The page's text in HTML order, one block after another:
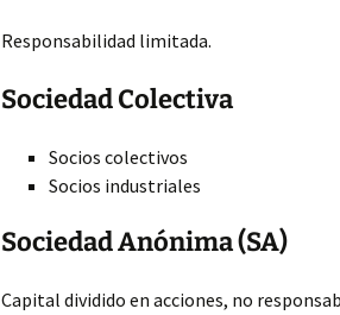
Responsabilidad limitada.
Sociedad Colectiva
Socios colectivos
Socios industriales
Sociedad Anónima (SA)
Capital dividido en acciones, no